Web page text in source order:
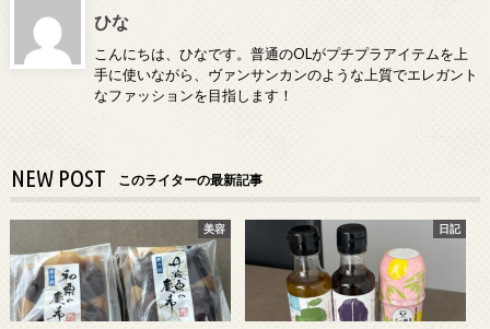
ひな
こんにちは、ひなです。普通のOLがプチプラアイテムを上
手に使いながら、ヴァンサンカンのような上質でエレガント
なファッションを目指します！
NEW POST このライターの最新記事
美容 日記